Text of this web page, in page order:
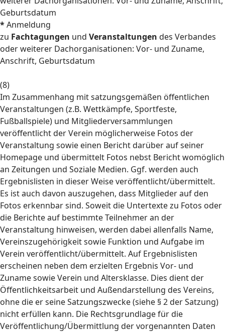
Geburtsdatum
*Anmeldung
zu Fachtagungen und Veranstaltungen des Verbandes
oder weiterer Dachorganisationen: Vor- und Zuname,
Anschrift, Geburtsdatum
(8)
Im Zusammenhang mit satzungsgemäßen öffentlichen
Veranstaltungen (z.B. Wettkämpfe, Sportfeste,
Fußballspiele) und Mitgliederversammlungen
veröffentlicht der Verein möglicherweise Fotos der
Veranstaltung sowie einen Bericht darüber auf seiner
Homepage und übermittelt Fotos nebst Bericht womöglich
an Zeitungen und Soziale Medien. Ggf. werden auch
Ergebnislisten in dieser Weise veröffentlicht/übermittelt.
Es ist auch davon auszugehen, dass Mitglieder auf den
Fotos erkennbar sind. Soweit die Untertexte zu Fotos oder
die Berichte auf bestimmte Teilnehmer an der
Veranstaltung hinweisen, werden dabei allenfalls Name,
Vereinszugehörigkeit sowie Funktion und Aufgabe im
Verein veröffentlicht/übermittelt. Auf Ergebnislisten
erscheinen neben dem erzielten Ergebnis Vor- und
Zuname sowie Verein und Altersklasse. Dies dient der
Öffentlichkeitsarbeit und Außendarstellung des Vereins,
ohne die er seine Satzungszwecke (siehe § 2 der Satzung)
nicht erfüllen kann. Die Rechtsgrundlage für die
Veröffentlichung/Übermittlung der vorgenannten Daten